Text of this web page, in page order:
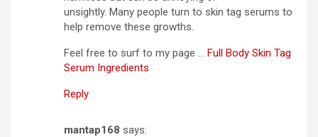
unsightly. Many people turn to skin tag serums to
help remove these growths.
Feel free to surf to my page … Full Body Skin Tag
Serum Ingredients
Reply
mantap168 says: